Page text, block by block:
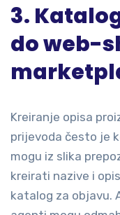
3.
do web-
Kreiranje opisa
prijevoda često je
mogu iz slika
kreirati nazive i
katalog za objavu.